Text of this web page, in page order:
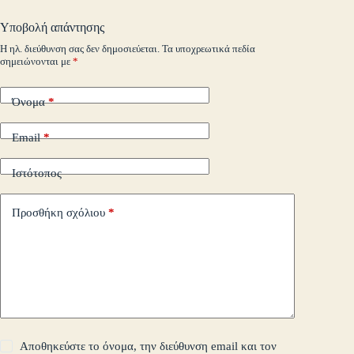
m
pp
εί
Υποβολή απάντησης
Η ηλ. διεύθυνση σας δεν δημοσιεύεται. Τα υποχρεωτικά πεδία
σημειώνονται με *
Όνομα*
Email*
Ιστότοπος
Προσθήκη σχόλιου *
Αποθηκεύστε το όνομα, την διεύθυνση email και τον